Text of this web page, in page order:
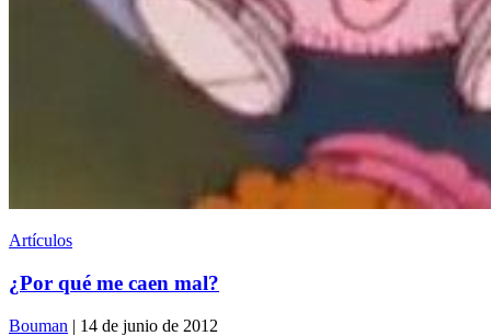
Artículos
¿Por qué me caen mal?
Bouman | 14 de junio de 2012